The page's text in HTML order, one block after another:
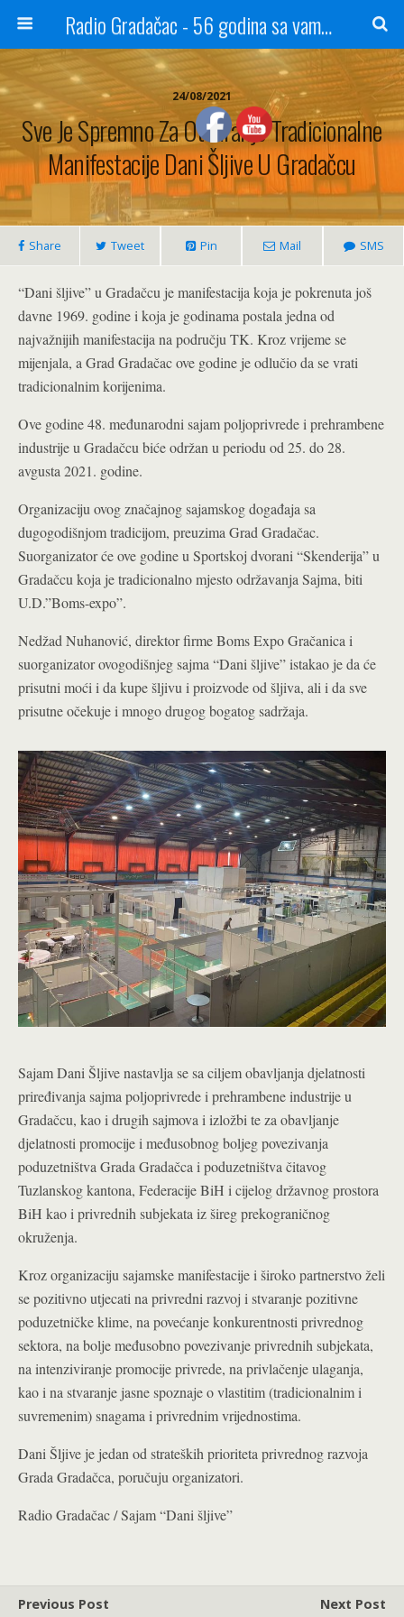
Radio Gradačac - 56 godina sa vama...
24/08/2021
Sve Je Spremno Za Otvaranje Tradicionalne
Manifestacije Dani Šljive U Gradačcu
Share Tweet Pin Mail SMS
“Dani šljive” u Gradačcu je manifestacija koja je pokrenuta još
davne 1969. godine i koja je godinama postala jedna od
najvažnijih manifestacija na području TK. Kroz vrijeme se
mijenjala, a Grad Gradačac ove godine je odlučio da se vrati
tradicionalnim korijenima.
Ove godine 48. međunarodni sajam poljoprivrede i prehrambene
industrije u Gradačcu biće održan u periodu od 25. do 28.
avgusta 2021. godine.
Organizaciju ovog značajnog sajamskog događaja sa
dugogodišnjom tradicijom, preuzima Grad Gradačac.
Suorganizator će ove godine u Sportskoj dvorani “Skenderija” u
Gradačcu koja je tradicionalno mjesto održavanja Sajma, biti
U.D.”Boms-expo”.
Nedžad Nuhanović, direktor firme Boms Expo Gračanica i
suorganizator ovogodišnjeg sajma “Dani šljive” istakao je da će
prisutni moći i da kupe šljivu i proizvode od šljiva, ali i da sve
prisutne očekuje i mnogo drugog bogatog sadržaja.
Sajam Dani Šljive nastavlja se sa ciljem obavljanja djelatnosti
priređivanja sajma poljoprivrede i prehrambene industrije u
Gradačcu, kao i drugih sajmova i izložbi te za obavljanje
djelatnosti promocije i međusobnog boljeg povezivanja
poduzetništva Grada Gradačca i poduzetništva čitavog
Tuzlanskog kantona, Federacije BiH i cijelog državnog prostora
BiH kao i privrednih subjekata iz šireg prekograničnog
okruženja.
Kroz organizaciju sajamske manifestacije i široko partnerstvo želi
se pozitivno utjecati na privredni razvoj i stvaranje pozitivne
poduzetničke klime, na povećanje konkurentnosti privrednog
sektora, na bolje međusobno povezivanje privrednih subjekata,
na intenziviranje promocije privrede, na privlačenje ulaganja,
kao i na stvaranje jasne spoznaje o vlastitim (tradicionalnim i
suvremenim) snagama i privrednim vrijednostima.
Dani Šljive je jedan od strateških prioriteta privrednog razvoja
Grada Gradačca, poručuju organizatori.
Radio Gradačac / Sajam “Dani šljive”
Previous Post Next Post